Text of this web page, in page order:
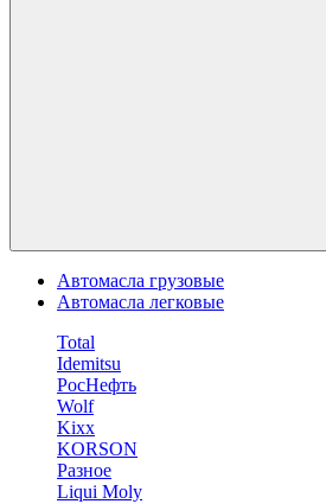
Автомасла грузовые
Автомасла легковые
Total
Idemitsu
РосНефть
Wolf
Kixx
KORSON
Разное
Liqui Moly